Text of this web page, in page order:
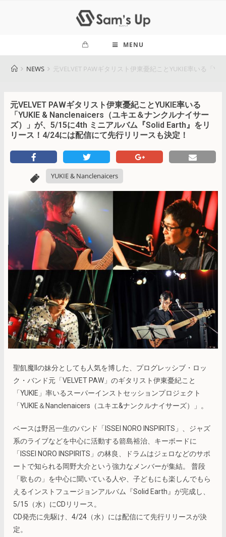
MENU
NEWS 元VELVET PAWギタリスト伊東憂紀ことYUKIE率いる「
元VELVET PAWギタリスト伊東憂紀ことYUKIE率いる
「YUKIE & Nanclenaicers（ユキエ＆ナンクルナイサー
ズ）」が、5/15に4th ミニアルバム『Solid Earth』をリ
リース！4/24には配信にて先行リリースも決定！
YUKIE & Nanclenaicers
聖飢魔IIの妹分としても人気を博した、プログレッシブ・ロッ
ク・バンド元「VELVET PAW」のギタリスト伊東憂紀こと
「YUKIE」率いるスーパーインストセッションプロジェクト
「YUKIE＆Nanclenaicers（ユキエ&ナンクルナイサーズ）」。
ベースは野呂一生のバンド「ISSEI NORO INSPIRITS」、ジャズ
系のライブなどを中心に活動する箭島裕治、キーボードに
「ISSEI NORO INSPIRITS」の林良、ドラムはジェロなどのサポ
ートで知られる岡野大介という強力なメンバーが集結。 普段
「歌もの」を中心に聞いている人や、子どもにも楽しんでもら
えるインストフュージョンアルバム『Solid Earth』が完成し、
5/15（水）にCDリリース。
CD発売に先駆け、4/24（水）には配信にて先行リリースが決
定。